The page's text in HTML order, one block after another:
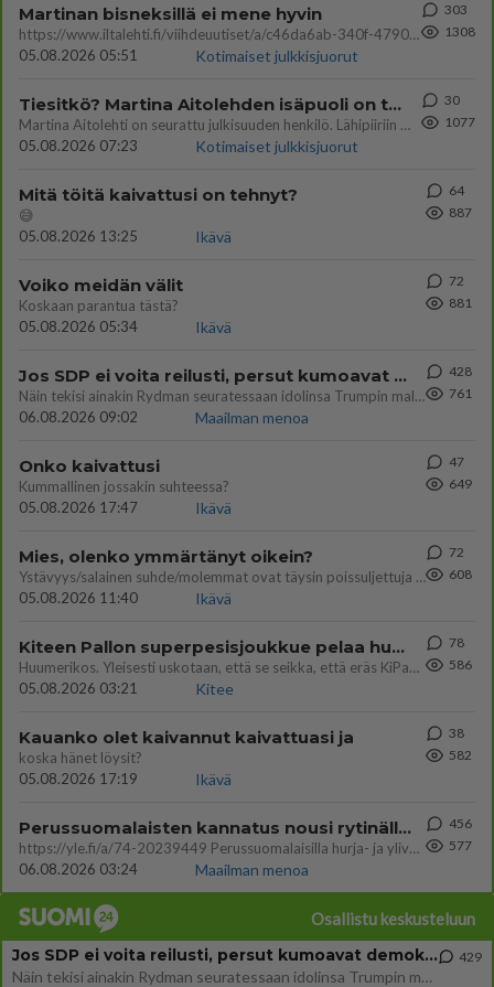
Martinan bisneksillä ei mene hyvin
https://www.iltalehti.fi/viihdeuutiset/a/c46da6ab-340f-4790-aaa7-0865eed2336 Yrityksen konkurssihakemus on tullut kärä
05.08.2026 05:51
Kotimaiset julkkisjuorut
303
1308
Tiesitkö? Martina Aitolehden isäpuoli on tämä suosittu laulaja
Martina Aitolehti on seurattu julkisuuden henkilö. Lähipiiriin mahtuu muitakin tunnettuja henkilöitä. Tiesitkö, että Ma
05.08.2026 07:23
Kotimaiset julkkisjuorut
30
1077
Mitä töitä kaivattusi on tehnyt?
😅
05.08.2026 13:25
Ikävä
64
887
Voiko meidän välit
Koskaan parantua tästä?
05.08.2026 05:34
Ikävä
72
881
Jos SDP ei voita reilusti, persut kumoavat demokratian Suomesta
Näin tekisi ainakin Rydman seuratessaan idolinsa Trumpin mallia https://www.is.fi/politiikka/art-2000012187244.html
06.08.2026 09:02
Maailman menoa
428
761
Onko kaivattusi
Kummallinen jossakin suhteessa?
05.08.2026 17:47
Ikävä
47
649
Mies, olenko ymmärtänyt oikein?
Ystävyys/salainen suhde/molemmat ovat täysin poissuljettuja asioita? Nainen
05.08.2026 11:40
Ikävä
72
608
Kiteen Pallon superpesisjoukkue pelaa huumeiden vaikutuksen alaisena
Huumerikos. Yleisesti uskotaan, että se seikka, että eräs KiPan pelaaja kärähtää huumeista, on vain jäävuoren huippu. M
05.08.2026 03:21
Kitee
78
586
Kauanko olet kaivannut kaivattuasi ja
koska hänet löysit?
05.08.2026 17:19
Ikävä
38
582
Perussuomalaisten kannatus nousi rytinällä Ylen tänään julkaisemassa tuoreimmassa gallup-kyselyssä.
https://yle.fi/a/74-20239449 Perussuomalaisilla hurja- ja ylivoimaisesti suurin nousu tässä uudessa Ylen gallupissa. Kyl
06.08.2026 03:24
Maailman menoa
456
577
Osallistu keskusteluun
Jos SDP ei voita reilusti, persut kumoavat demokratian Suomesta
Näin tekisi ainakin Rydman seuratessaan idolinsa Trumpin mallia https://www.is.fi/politiikka/art-2000012187244.html
429